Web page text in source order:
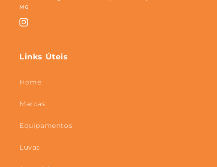
MG
Instagram
Links Úteis
Home
Marcas
Equipamentos
Luvas